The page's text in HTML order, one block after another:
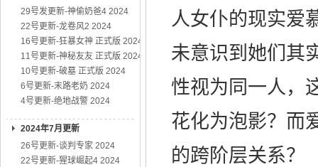
29号发更新-神偷奶爸4 2024
22号更新-龙卷风2 2024
16号更新-狂暴女神 正式版 2024
11号更新-神秘友友 正式版 2024
10号更新-破墓 正式版 2024
6号更新-末路老奶 2024
4号更新-绝地战警 2024
2024年7月更新
26号更新-谈判专家 2024
22号更新-猩球崛起4 2024
人女仆的现实爱
未意识到她们其
性视为同一人，
花化为泡影？而
的跨阶层关系？